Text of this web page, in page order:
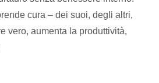
cura – dei suoi, degli altri,
vero, aumenta la produttività,